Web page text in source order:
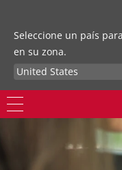
Seleccione un país
en su zona.